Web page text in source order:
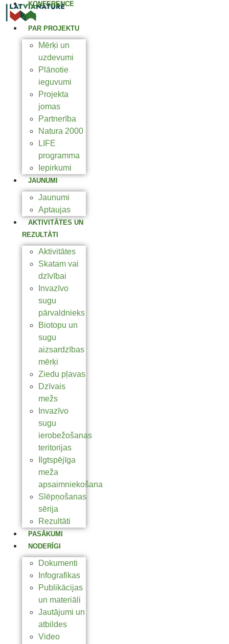
KONFERENCE
2025
PAR PROJEKTU
Mērķi un
uzdevumi
Plānotie
ieguvumi
Projekta
jomas
Partnerība
Natura 2000
LIFE
programma
Iepirkumi
JAUNUMI
Jaunumi
Aptaujas
AKTIVITĀTES UN
REZULTĀTI
Aktivitātes
Skatam vai
dzīvībai
Invazīvo
sugu
pārvaldnieks
Biotopu un
sugu
aizsardzības
mērķi
Ziedu pļavas
Dzīvais
mežs
Invazīvo
sugu
ierobežošanas
teritorijas
Ilgtspējīga
meža
apsaimniekošana
Slēpņošanas
sērija
Rezultāti
PASĀKUMI
NODERĪGI
Dokumenti
Infografikas
Publikācijas
un materiāli
Jautājumi un
atbildes
Video